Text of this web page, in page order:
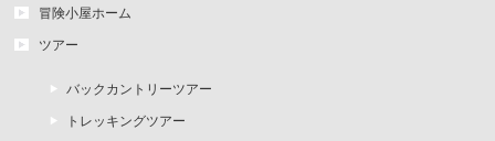
冒険小屋ホーム
ツアー
バックカントリーツアー
トレッキングツアー